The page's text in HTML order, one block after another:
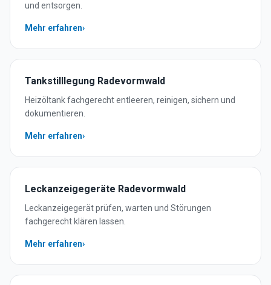
und entsorgen.
Mehr erfahren›
Tankstilllegung Radevormwald
Heizöltank fachgerecht entleeren, reinigen, sichern und
dokumentieren.
Mehr erfahren›
Leckanzeigegeräte Radevormwald
Leckanzeigegerät prüfen, warten und Störungen
fachgerecht klären lassen.
Mehr erfahren›